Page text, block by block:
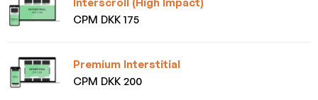
CPM DKK 175
Premium Interstitial
CPM DKK 200